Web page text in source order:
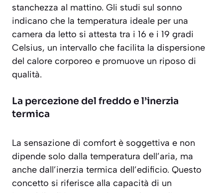
stanchezza al mattino. Gli studi sul sonno
indicano che la temperatura ideale per una
camera da letto si attesta tra i 16 e i 19 gradi
Celsius, un intervallo che facilita la dispersione
del calore corporeo e promuove un riposo di
qualità.
La percezione del freddo e l’inerzia
termica
La sensazione di comfort è soggettiva e non
dipende solo dalla temperatura dell’aria, ma
anche dall’inerzia termica dell’edificio. Questo
concetto si riferisce alla capacità di un